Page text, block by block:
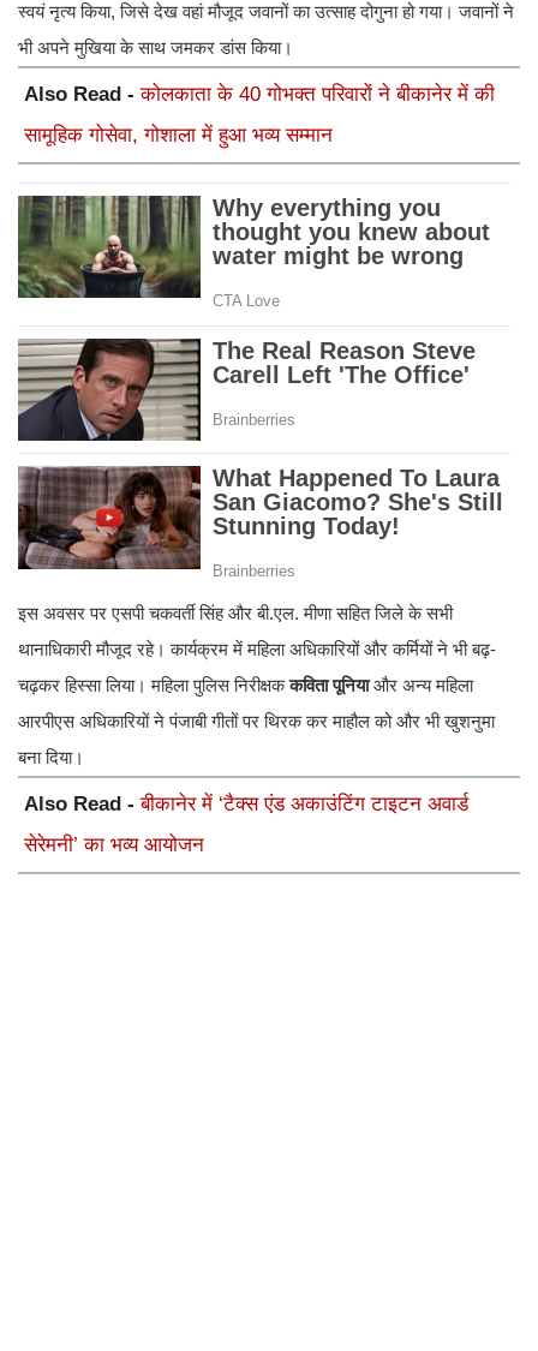
स्वयं नृत्य किया, जिसे देख वहां मौजूद जवानों का उत्साह दोगुना हो गया। जवानों ने
भी अपने मुखिया के साथ जमकर डांस किया।
Also Read -कोलकाता के 40 गोभक्त परिवारों ने बीकानेर में की
सामूहिक गोसेवा, गोशाला में हुआ भव्य सम्मान
​इस अवसर पर एसपी चकवर्ती सिंह और बी.एल. मीणा सहित जिले के सभी
थानाधिकारी मौजूद रहे। कार्यक्रम में महिला अधिकारियों और कर्मियों ने भी बढ़-
चढ़कर हिस्सा लिया। महिला पुलिस निरीक्षककविता पूनियाऔर अन्य महिला
आरपीएस अधिकारियों ने पंजाबी गीतों पर थिरक कर माहौल को और भी खुशनुमा
बना दिया।
Also Read -बीकानेर में ‘टैक्स एंड अकाउंटिंग टाइटन अवार्ड
सेरेमनी’ का भव्य आयोजन